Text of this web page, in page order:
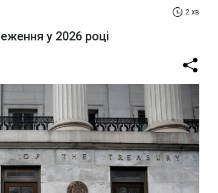
2 хв
у 2026 році